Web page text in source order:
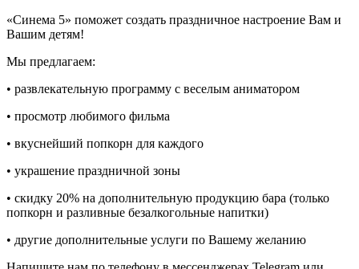
«Синема 5» поможет создать праздничное настроение Вам и
Вашим детям!
Мы предлагаем:
• развлекательную программу с веселым аниматором
• просмотр любимого фильма
• вкуснейший попкорн для каждого
• украшение праздничной зоны
• скидку 20% на дополнительную продукцию бара (только
попкорн и разливные безалкогольные напитки)
• другие дополнительные услуги по Вашему желанию